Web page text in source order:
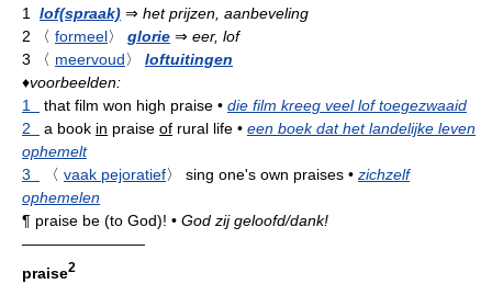
1
lof(spraak) ⇒ het prijzen, aanbeveling
2
〈 formeel〉 glorie ⇒ eer, lof
3
〈 meervoud〉
loftuitingen
♦voorbeelden:
1
that film won high praise • die film kreeg veel lof toegezwaaid
2
a book in praise of rural life • een boek dat het landelijke leven
ophemelt
3
〈 vaak pejoratief〉 sing one's own praises • zichzelf
ophemelen
¶ praise be (to God)! • God zij geloofd/dank!
————————
praise2